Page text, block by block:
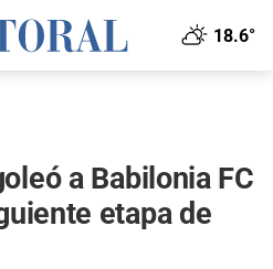
18.6°
a Babilonia FC
etapa de